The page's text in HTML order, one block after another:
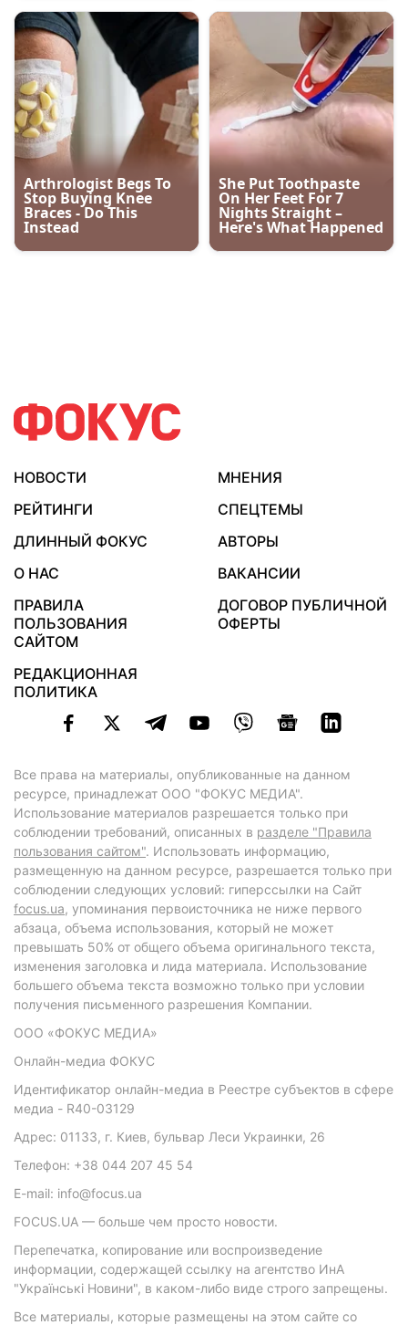
НОВОСТИ
МНЕНИЯ
РЕЙТИНГИ
СПЕЦТЕМЫ
ДЛИННЫЙ ФОКУС
АВТОРЫ
О НАС
ВАКАНСИИ
ПРАВИЛА
ПОЛЬЗОВАНИЯ
САЙТОМ
ДОГОВОР ПУБЛИЧНОЙ
ОФЕРТЫ
РЕДАКЦИОННАЯ
ПОЛИТИКА
Все права на материалы, опубликованные на данном
ресурсе, принадлежат ООО "ФОКУС МЕДИА".
Использование материалов разрешается только при
соблюдении требований, описанных в разделе "Правила
пользования сайтом". Использовать информацию,
размещенную на данном ресурсе, разрешается только при
соблюдении следующих условий: гиперссылки на Сайт
focus.ua, упоминания первоисточника не ниже первого
абзаца, объема использования, который не может
превышать 50% от общего объема оригинального текста,
изменения заголовка и лида материала. Использование
большего объема текста возможно только при условии
получения письменного разрешения Компании.
ООО «ФОКУС МЕДИА»
Онлайн-медиа ФОКУС
Идентификатор онлайн-медиа в Реестре субъектов в сфере
медиа - R40-03129
Адрес: 01133, г. Киев, бульвар Леси Украинки, 26
Телефон: +38 044 207 45 54
E-mail: info@focus.ua
FOCUS.UA — больше чем просто новости.
Перепечатка, копирование или воспроизведение
информации, содержащей ссылку на агентство ИнА
"Українські Новини", в каком-либо виде строго запрещены.
Все материалы, которые размещены на этом сайте со